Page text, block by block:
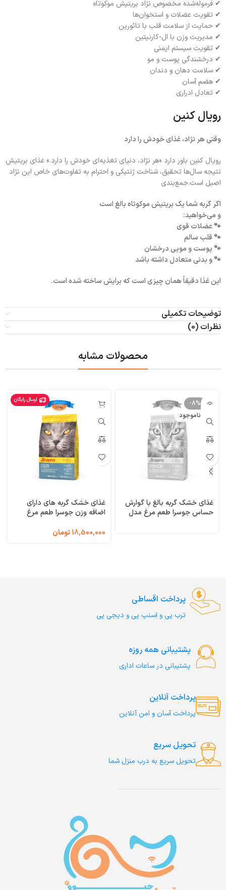
✔ فرموله‌شده مخصوص نژاد بریتیش موکوتاه
✔ تقویت عضلات و استخوان‌ها
✔ حمایت از سلامت قلب با تائورین
✔ مدیریت وزن با ال-کارنیتین
✔ تقویت سیستم ایمنی
✔ درخشندگی پوست و مو
✔ سلامت دهان و دندان
✔ هضم آسان
✔ تعادل ادراری
رویال کنین
وقتی هر نژاد، غذای خودش را دارد
رویال کنین باور دارد «هر نژاد، دنیای تغذیه‌ای خودش را دارد.» غذای بریتیش
نتیجه سال‌ها تحقیق، شناخت ژنتیکی و احترام به تفاوت‌های خاص این نژاد
اصیل است.جمع‌بندی
اگر گربه شما یک بریتیش موکوتاه بالغ است
و می‌خواهید:
🐾 عضلات قوی
🐾 قلب سالم
🐾 پوست و مویی درخشان
🐾 و بدنی متعادل داشته باشد
این غذا دقیقاً همان چیزی است که برایش ساخته شده است.
توضیحات تکمیلی
نظرات (0)
محصولات مشابه
-8%
ناموجود
غذای خشک گربه بالغ با گوارش
حساس جوسرا طعم مرغ مدل
ارسال رایگان
غذای خشک گربه های دارای
اضافه وزن جوسرا طعم مرغ
Josera
18,500,000تومان
پرداخت اقساطی
ترب‌ پی و اسنپ پی و دیجی پی
پشتیبانی همه روزه
پشتیبانی در ساعات اداری
پرداخت آنلاین
پرداخت آسان و امن آنلاین
تحویل سریع
تحویل سریع به درب منزل شما